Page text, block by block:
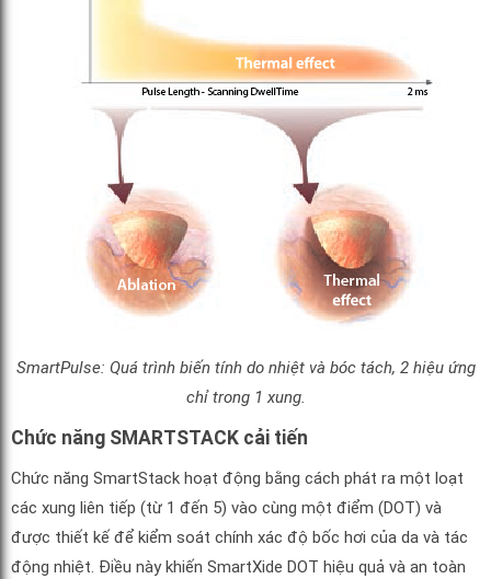
SmartPulse: Quá trình biến tính do nhiệt và bóc tách, 2 hiệu ứng
chỉ trong 1 xung.
Chức năng SMARTSTACK cải tiến
Chức năng SmartStack hoạt động bằng cách phát ra một loạt
các xung liên tiếp (từ 1 đến 5) vào cùng một điểm (DOT) và
được thiết kế để kiểm soát chính xác độ bốc hơi của da và tác
động nhiệt. Điều này khiến SmartXide DOT hiệu quả và an toàn